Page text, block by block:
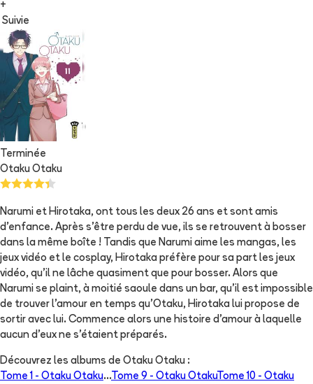
+
Suivie
Terminée
Otaku Otaku
Narumi et Hirotaka, ont tous les deux 26 ans et sont amis
d’enfance. Après s’être perdu de vue, ils se retrouvent à bosser
dans la même boîte ! Tandis que Narumi aime les mangas, les
jeux vidéo et le cosplay, Hirotaka préfère pour sa part les jeux
vidéo, qu’il ne lâche quasiment que pour bosser. Alors que
Narumi se plaint, à moitié saoule dans un bar, qu’il est impossible
de trouver l’amour en temps qu’Otaku, Hirotaka lui propose de
sortir avec lui. Commence alors une histoire d’amour à laquelle
aucun d’eux ne s’étaient préparés.
Découvrez les albums de Otaku Otaku :
Tome 1 - Otaku Otaku...Tome 9 - Otaku OtakuTome 10 - Otaku